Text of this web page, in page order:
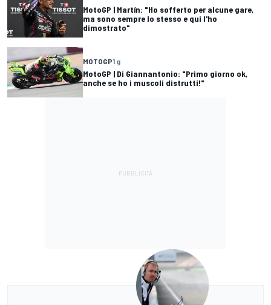
MotoGP | Martín: "Ho sofferto per alcune gare,
ma sono sempre lo stesso e qui l'ho
dimostrato"
MOTOGP1 g
MotoGP | Di Giannantonio: "Primo giorno ok,
anche se ho i muscoli distrutti!"